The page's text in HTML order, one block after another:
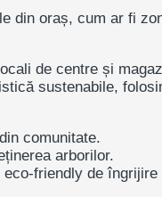
din oraș, cum ar fi
de centre și
sustenabile,
comunitate.
arborilor.
friendly de îngrijire